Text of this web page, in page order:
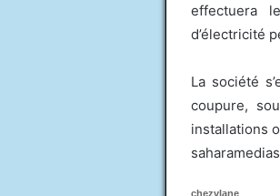
effectuera
d’électricité
La société
coupure,
installations
saharamedias
chezvlane